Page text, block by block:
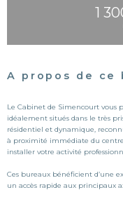
1
A propos de ce
Le Cabinet de Simencourt vous
idéalement situés dans le très
résidentiel et dynamique,
à proximité immédiate du
Ces bureaux bénéficient d’une
un accès rapide aux principaux